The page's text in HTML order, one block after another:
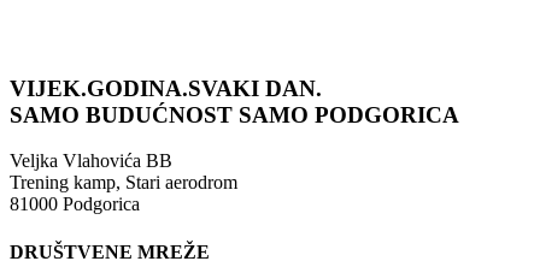
VIJEK.GODINA.SVAKI DAN.
SAMO BUDUĆNOST SAMO PODGORICA
Veljka Vlahovića BB
Trening kamp, Stari aerodrom
81000 Podgorica
DRUŠTVENE MREŽE